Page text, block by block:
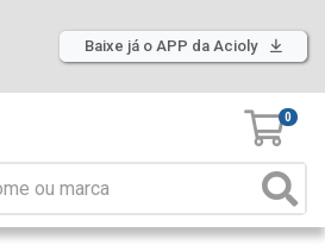
Baixe já o APP da Acioly
0